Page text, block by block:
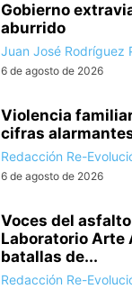
Gobierno
aburrido
Juan José Rodríguez
6 de agosto de 2026
Violencia
cifras
Redacción Re-
6 de agosto de 2026
Voces del
Laboratorio Arte
batallas de...
Redacción Re-